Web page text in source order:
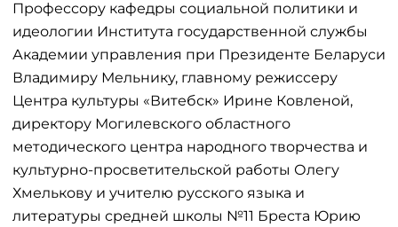
Профессору кафедры социальной политики и
идеологии Института государственной службы
Академии управления при Президенте Беларуси
Владимиру Мельнику, главному режиссеру
Центра культуры «Витебск» Ирине Ковленой,
директору Могилевского областного
методического центра народного творчества и
культурно-просветительской работы Олегу
Хмелькову и учителю русского языка и
литературы средней школы №11 Бреста Юрию